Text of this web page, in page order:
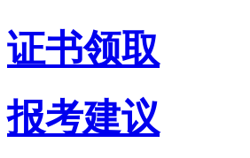
证书领取
报考建议